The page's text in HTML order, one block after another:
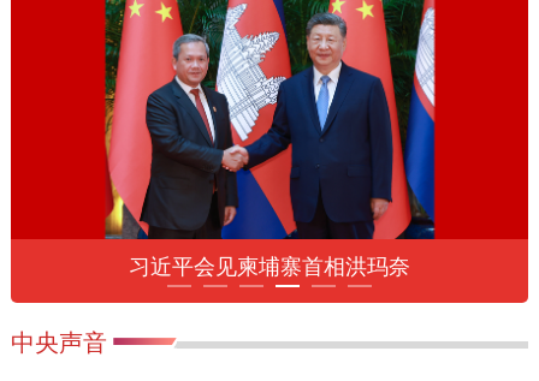
习近平会见柬埔寨首相洪玛奈
中央声音